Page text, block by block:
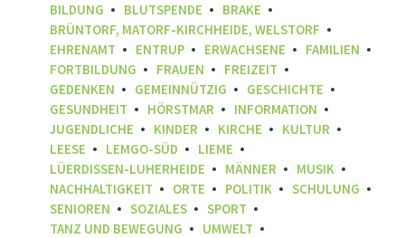
BILDUNG
BLUTSPENDE
BRAKE
BRÜNTORF, MATORF-KIRCHHEIDE, WELSTORF
EHRENAMT
ENTRUP ERWACHSENE
FAMILIEN
FORTBILDUNG
FRAUEN
FREIZEIT
GEDENKEN
GEMEINNÜTZIG
GESCHICHTE
GESUNDHEIT
HÖRSTMAR
INFORMATION
JUGENDLICHE
KINDER KIRCHE
KULTUR
LEESE
LEMGO-SÜD
LIEME
LÜERDISSEN-LUHERHEIDE
MÄNNER
MUSIK
NACHHALTIGKEIT
ORTE POLITIK
SCHULUNG
SENIOREN
SOZIALES
SPORT
TANZ UND BEWEGUNG
UMWELT